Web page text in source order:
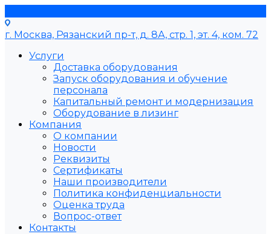
г. Москва, Рязанский пр-т, д. 8А, стр. 1, эт. 4, ком. 72
Услуги
Доставка оборудования
Запуск оборудования и обучение
персонала
Капитальный ремонт и модернизация
Оборудование в лизинг
Компания
О компании
Новости
Реквизиты
Сертификаты
Наши производители
Политика конфиденциальности
Оценка труда
Вопрос-ответ
Контакты